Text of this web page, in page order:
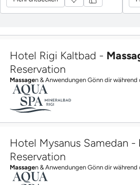
Hotel Rigi Kaltbad -
Reservation
Massagen & Anwendungen Gönn dir während deines Aufenthalts im
Hotel Mysanus Samedan -
Reservation
Massagen & Anwendungen Gönn dir während deines Aufenthalts im